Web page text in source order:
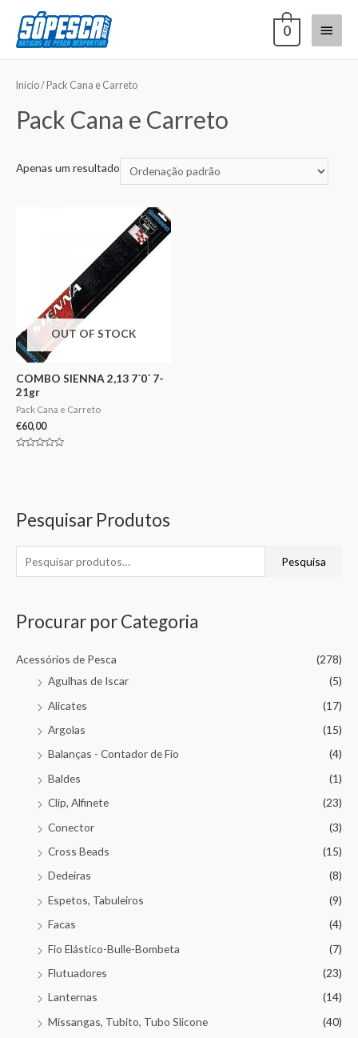
0
Pesquisar Produtos
Pesquisa
Procurar por Categoria
Acessórios de Pesca
(278)
Agulhas de Iscar
(5)
Alicates
(17)
Argolas
(15)
Balanças - Contador de Fio
(4)
Baldes
(1)
Clip, Alfinete
(23)
Conector
(3)
Cross Beads
(15)
Dedeiras
(8)
Espetos, Tabuleiros
(9)
Facas
(4)
Fio Elástico-Bulle-Bombeta
(7)
Flutuadores
(23)
Lanternas
(14)
Missangas, Tubito, Tubo Slicone
(40)
Início/ Pack Cana e Carreto
Pack Cana e Carreto
Apenas um resultado
OUT OF STOCK
COMBO SIENNA 2,13 7´0´ 7-
21gr
Pack Cana e Carreto
€60,00